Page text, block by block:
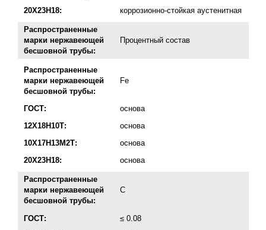
20Х23Н18:
коррозионно-стойкая аустенитная
Распространенные
марки нержавеющей
бесшовной трубы:
Процентный состав
Распространенные
марки нержавеющей
бесшовной трубы:
Fe
ГОСТ:
основа
12Х18Н10Т:
основа
10Х17Н13М2Т:
основа
20Х23Н18:
основа
Распространенные
марки нержавеющей
бесшовной трубы:
C
ГОСТ:
≤ 0.08